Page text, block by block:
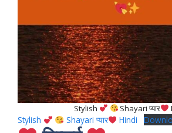
Stylish Shayari प्यार
Stylish Shayari प्यार Hindi